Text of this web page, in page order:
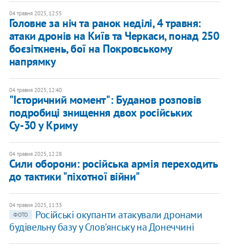
04 травня 2025, 12:55
Головне за ніч та ранок неділі, 4 травня:
атаки дронів на Київ та Черкаси, понад 250
боєзіткнень, бої на Покровському
напрямку
04 травня 2025, 12:40
"Історичний момент": Буданов розповів
подробиці знищення двох російських
Су-30 у Криму
04 травня 2025, 12:28
Сили оборони: російська армія переходить
до тактики "піхотної війни"
04 травня 2025, 11:33
ФОТО
Російські окупанти атакували дронами
будівельну базу у Слов'янську на Донеччині